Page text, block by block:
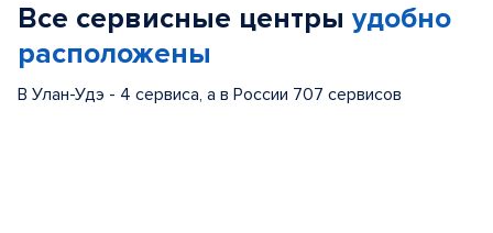
Все сервисные центры удобно
расположены
В Улан-Удэ - 4 сервиса, а в России 707 сервисов